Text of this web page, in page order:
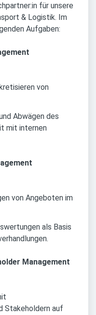
für unsere
& Logistik. Im
Aufgaben:
von
Abwägen des
mit internen
von Angeboten im
als Basis
Management
Stakeholdern auf